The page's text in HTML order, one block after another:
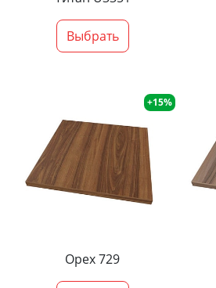
Выбрать
+15%
Орех 729